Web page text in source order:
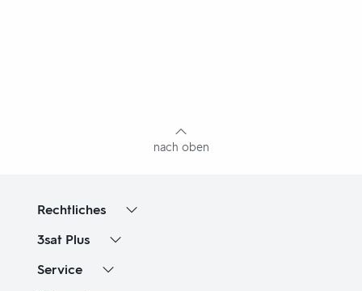
nach oben
Rechtliches
3sat Plus
Service